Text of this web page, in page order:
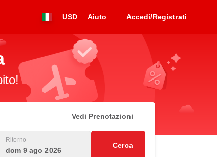
USD Aiuto Accedi/Registrati
Vedi Prenotazioni
Ritorno
dom 9 ago 2026
Cerca